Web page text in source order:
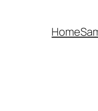
Home